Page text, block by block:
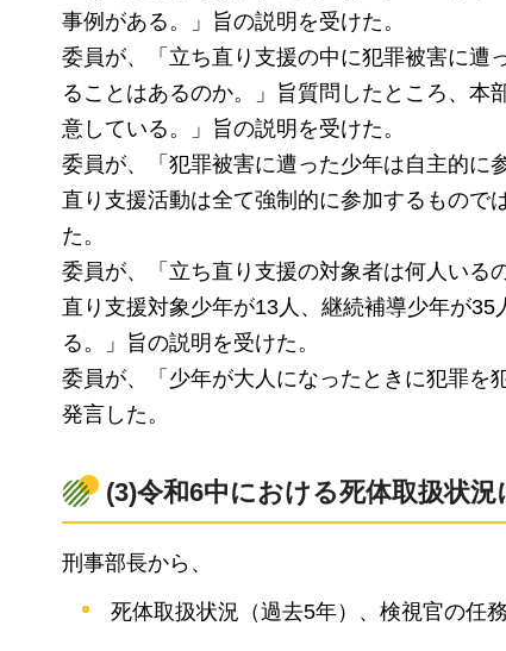
事例がある。」旨の説明を受けた。
委員が、「立ち直り支援の中に犯罪被害に遭
ることはあるのか。」旨質問したところ、
意している。」旨の説明を受けた。
委員が、「犯罪被害に遭った少年は自主的に
直り支援活動は全て強制的に参加するもので
た。
委員が、「立ち直り支援の対象者は何人いる
直り支援対象少年が13人、継続補導少年が
る。」旨の説明を受けた。
委員が、「少年が大人になったときに犯罪を
発言した。
(3)令和6中における死体取扱状況
刑事部長から、
死体取扱状況（過去5年）、検視官の任